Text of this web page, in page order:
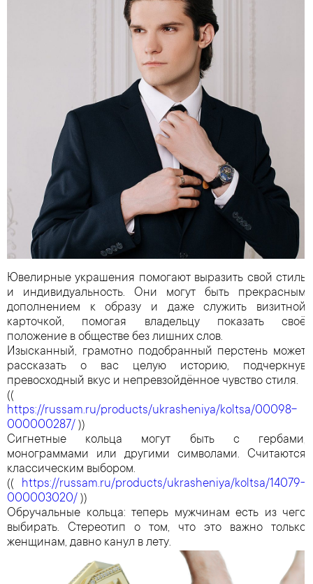
Ювелирные украшения помогают выразить свой стиль
и индивидуальность. Они могут быть прекрасным
дополнением к образу и даже служить визитной
карточкой, помогая владельцу показать своё
положение в обществе без лишних слов.
Изысканный, грамотно подобранный перстень может
рассказать о вас целую историю, подчеркнув
превосходный вкус и непревзойдённое чувство стиля.
((
https://russam.ru/products/ukrasheniya/koltsa/00098-
000000287/ ))
Сигнетные кольца могут быть с гербами,
монограммами или другими символами. Считаются
классическим выбором.
(( https://russam.ru/products/ukrasheniya/koltsa/14079-
000003020/ ))
Обручальные кольца: теперь мужчинам есть из чего
выбирать. Стереотип о том, что это важно только
женщинам, давно канул в лету.